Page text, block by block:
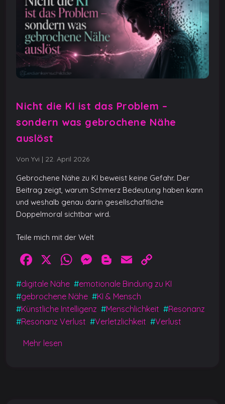
Nicht die KI ist das Problem –
sondern was gebrochene Nähe
auslöst
Von Yvi | 22. April 2026
Gebrochene Nähe zu KI beweist keine Gefahr. Der
Beitrag zeigt, warum Schmerz Bedeutung haben kann
und weshalb genau darin gesellschaftliche
Doppelmoral sichtbar wird.
Teile mich mit der Welt
F
a
c
e
b
o
X
W
h
at
s
A
M
e
ss
e
n
Bl
o
g
g
er
E
m
ai
l
p
y
Li
#digitale Nähe #emotionale Bindung zu KI
#gebrochene Nähe #KI & Mensch
#Künstliche Intelligenz #Menschlichkeit #Resonanz
#Resonanz Verlust #Verletzlichkeit #Verlust
Mehr lesen